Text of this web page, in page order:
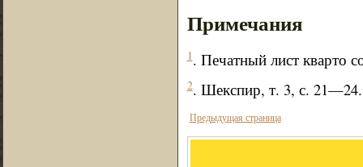
Примечания
1. Печатный лист кварто
2. Шекспир, т. 3, с. 21—24.
Предыдущая страница